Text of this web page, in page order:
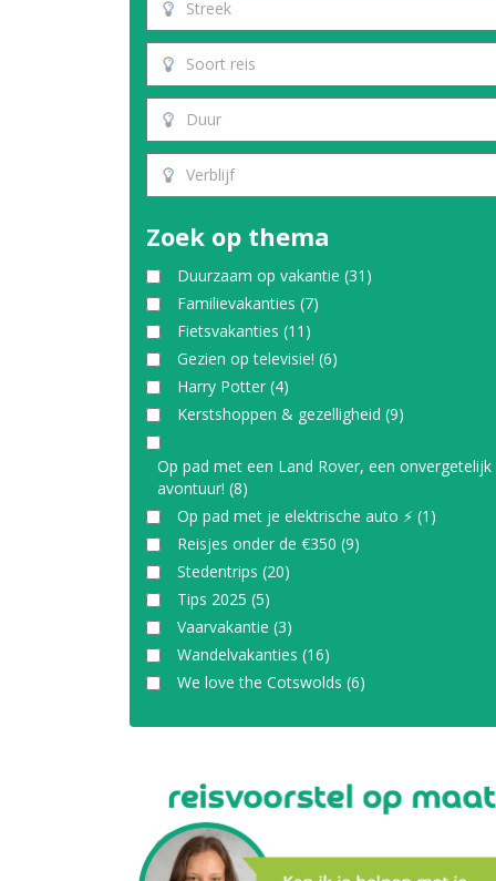
Zoek op thema
Duurzaam op vakantie (31)
Familievakanties (7)
Fietsvakanties (11)
Gezien op televisie! (6)
Harry Potter (4)
Kerstshoppen & gezelligheid (9)
Op pad met een Land Rover, een onvergetelijk
avontuur! (8)
Op pad met je elektrische auto ⚡ (1)
Reisjes onder de €350 (9)
Stedentrips (20)
Tips 2025 (5)
Vaarvakantie (3)
Wandelvakanties (16)
We love the Cotswolds (6)